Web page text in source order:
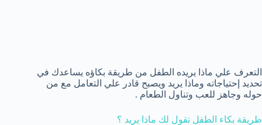
التعرف علي ماذا يريده الطفل من طريقة بكاؤه يساعدك في
تحديد إحتياجاته وماذا يريد ويصبح قادر علي التعامل مع من
حوله وجاهز للعب وتناول الطعام .
طريقة بكاء الطفل تقول لك ماذا يريد ؟